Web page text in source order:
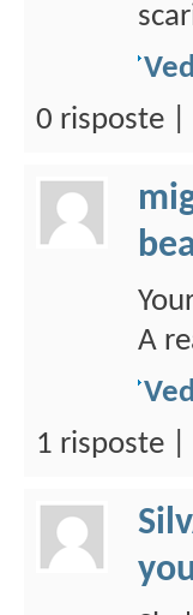
0 risposte |
A
1 risposte |